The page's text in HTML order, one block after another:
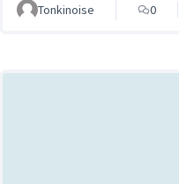
Tonkinoise
0